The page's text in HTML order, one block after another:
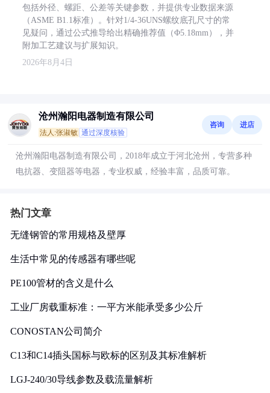
包括外径、螺距、公差等关键参数，并提供专业数据来源
（ASME B1.1标准）。针对1/4-36UNS螺纹底孔尺寸的常
见疑问，通过公式推导给出精确推荐值（Φ5.18mm），并
附加工艺建议与扩展知识。
2026年8月4日
沧州瀚阳电器制造有限公司
法人:张淑敏 通过深度核验
咨询 进店
沧州瀚阳电器制造有限公司，2018年成立于河北沧州，专营多种
电抗器、变阻器等电器，专业权威，经验丰富，品质可靠。
热门文章
无缝钢管的常用规格及壁厚
生活中常见的传感器有哪些呢
PE100管材的含义是什么
工业厂房载重标准：一平方米能承受多少公斤
CONOSTAN公司简介
C13和C14插头国标与欧标的区别及其标准解析
LGJ-240/30导线参数及载流量解析